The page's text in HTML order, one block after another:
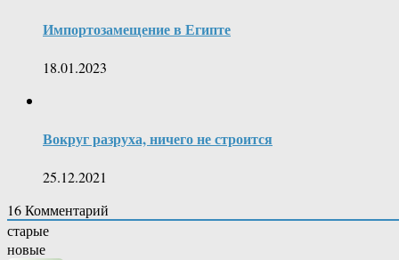
Импортозамещение в Египте
18.01.2023
Вокруг разруха, ничего не строится
25.12.2021
16Комментарий
старые
новые